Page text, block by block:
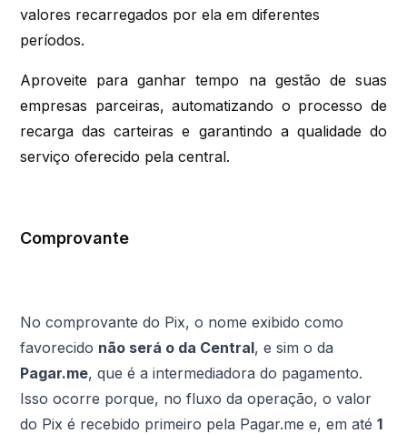
valores recarregados por ela em diferentes
períodos.
Aproveite para ganhar tempo na gestão de suas
empresas parceiras, automatizando o processo de
recarga das carteiras e garantindo a qualidade do
serviço oferecido pela central.
Comprovante
No comprovante do Pix, o nome exibido como
favorecido não será o da Central, e sim o da
Pagar.me, que é a intermediadora do pagamento.
Isso ocorre porque, no fluxo da operação, o valor
do Pix é recebido primeiro pela Pagar.me e, em até1